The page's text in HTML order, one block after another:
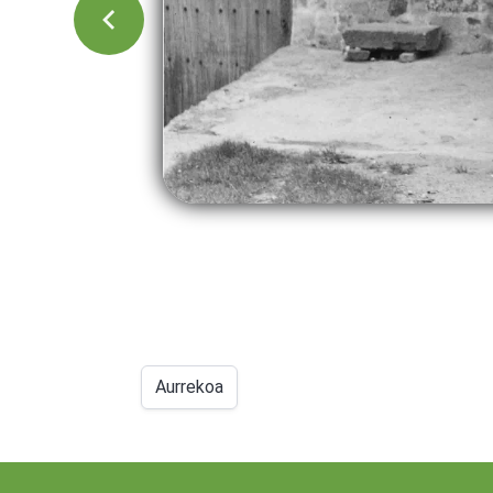
Aurrekoa